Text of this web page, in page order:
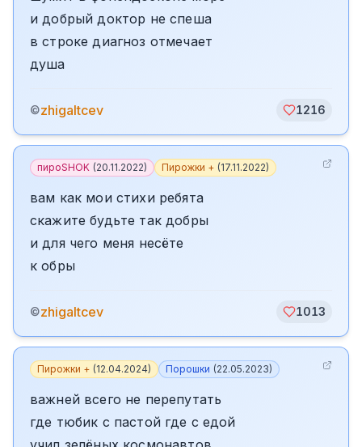
и добрый доктор не спеша
в строке диагноз отмечает
душа
©zhigaltcev 1216
пироSHOK (20.11.2022) Пирожки + (17.11.2022)
вам как мои стихи ребята
скажите будьте так добры
и для чего меня несёте
к обры
©zhigaltcev 1013
Пирожки + (12.04.2024) Порошки (22.05.2023)
важней всего не перепутать
где тюбик с пастой где с едой